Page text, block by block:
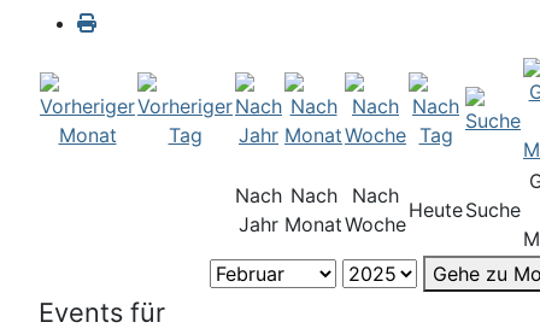
Nach
Jahr
Nach
Monat
Nach
Woche
HeuteSuche
Gehe zu
Events für